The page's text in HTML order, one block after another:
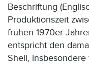
Beschriftung
Produktionszeit
frühen 1970er-
entspricht den
Shell,